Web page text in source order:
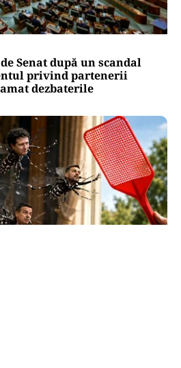
Senat după un scandal
privind partenerii
dezbaterile